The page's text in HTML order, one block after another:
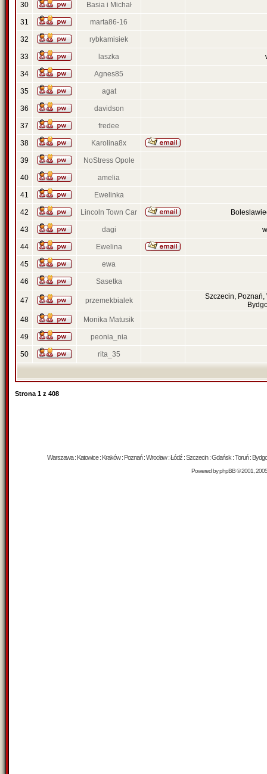
30 Basia i Michał
31 marta86-16
32 rybkamisiek
33 laszka
34 Agnes85
35 agat
36 davidson
37 fredee
38 Karolina8x
39 NoStress Opole
40 amelia
41 Ewelinka
42 Lincoln Town Car
43 dagi
44 Ewelina
45 ewa
46 Sasetka
47 przemekbialek
Szczecin, Poznań,
48
Monika Matusik
49 peonia_nia
50 rita_35
Strona 1 z 408
Warszawa : Katowice : Kraków : Poznań : Wrocław : Łódź : Szczecin : Gdańsk : Toruń :
Powered byphpBB© 2001,